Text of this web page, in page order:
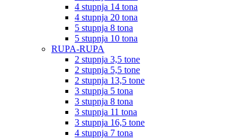
4 stupnja 14 tona
4 stupnja 20 tona
5 stupnja 8 tona
5 stupnja 10 tona
RUPA-RUPA
2 stupnja 3,5 tone
2 stupnja 5,5 tone
2 stupnja 13,5 tone
3 stupnja 5 tona
3 stupnja 8 tona
3 stupnja 11 tona
3 stupnja 16,5 tone
4 stupnja 7 tona